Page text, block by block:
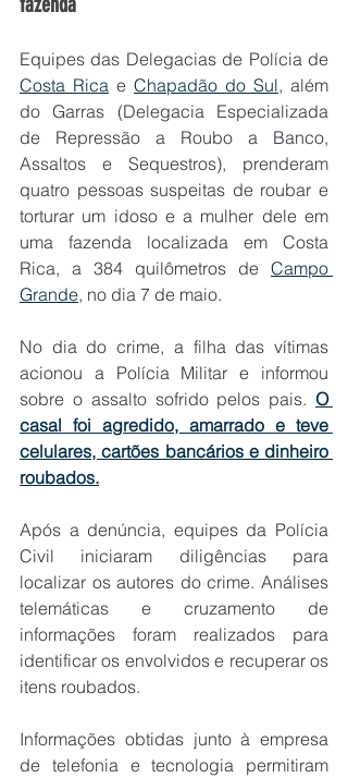
Costa Rica e Chapadão do Sul, além
do Garras (Delegacia Especializada
de Repressão a Roubo a Banco,
Assaltos e Sequestros), prenderam
quatro pessoas suspeitas de roubar e
torturar um idoso e a mulher dele em
uma fazenda localizada em Costa
Rica, a 384 quilômetros de Campo
Grande, no dia 7 de maio.
No dia do crime, a filha das vítimas
acionou a Polícia Militar e informou
sobre o assalto sofrido pelos pais. O
casal foi agredido, amarrado e teve
celulares, cartões bancários e dinheiro
roubados.
Após a denúncia, equipes da Polícia
Civil iniciaram diligências para
localizar os autores do crime. Análises
telemáticas e cruzamento de
informações foram realizados para
identificar os envolvidos e recuperar os
itens roubados.
Informações obtidas junto à empresa
de telefonia e tecnologia permitiram